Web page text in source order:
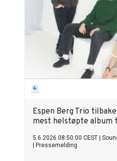
Espen Berg Trio
mest helstøpte album
5.6.2026 08:50:00 CEST
Pressemelding